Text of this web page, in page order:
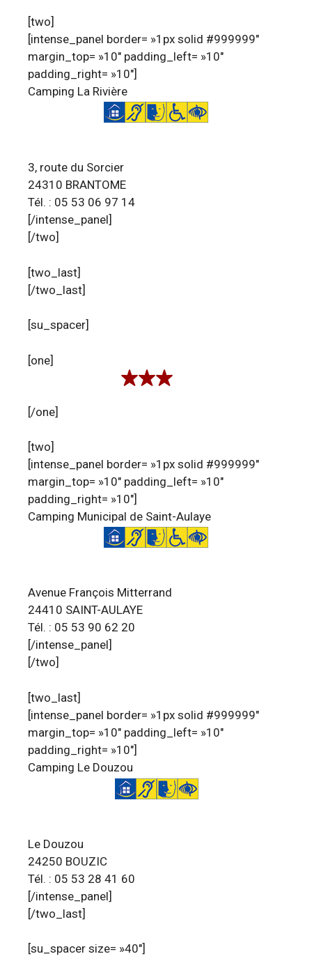
[two]
[intense_panel border= »1px solid #999999″
margin_top= »10″ padding_left= »10″
padding_right= »10″]
Camping La Rivière
3, route du Sorcier
24310 BRANTOME
Tél. : 05 53 06 97 14
[/intense_panel]
[/two]
[two_last]
[/two_last]
[su_spacer]
[one]
[/one]
[two]
[intense_panel border= »1px solid #999999″
margin_top= »10″ padding_left= »10″
padding_right= »10″]
Camping Municipal de Saint-Aulaye
Avenue François Mitterrand
24410 SAINT-AULAYE
Tél. : 05 53 90 62 20
[/intense_panel]
[/two]
[two_last]
[intense_panel border= »1px solid #999999″
margin_top= »10″ padding_left= »10″
padding_right= »10″]
Camping Le Douzou
Le Douzou
24250 BOUZIC
Tél. : 05 53 28 41 60
[/intense_panel]
[/two_last]
[su_spacer size= »40″]